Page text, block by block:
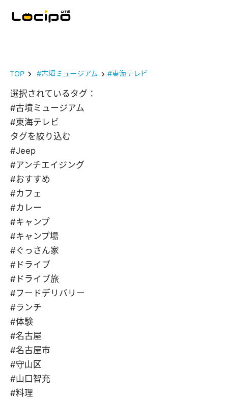
TOP #古墳ミュージアム #東海テレビ
選択されているタグ：
#古墳ミュージアム
#東海テレビ
タグを絞り込む
#Jeep
#アンチエイジング
#おすすめ
#カフェ
#カレー
#キャンプ
#キャンプ場
#ぐっさん家
#ドライブ
#ドライブ旅
#フードデリバリー
#ランチ
#体験
#名古屋
#名古屋市
#守山区
#山口智充
#料理